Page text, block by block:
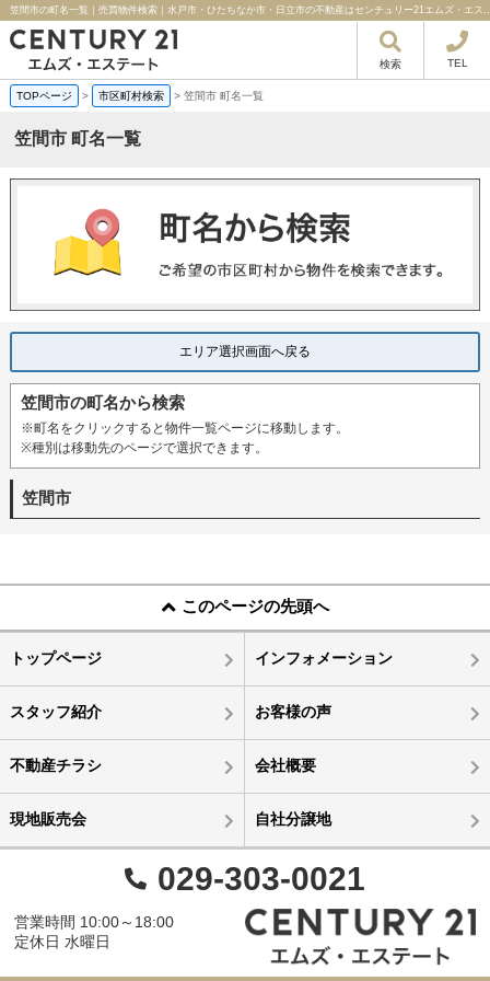
笠間市の町名一覧｜売買物件検索｜水戸市・ひたちなか
検索 TEL
TOPページ > 市区町村検索 > 笠間市 町名一覧
笠間市 町名一覧
エリア選択画面へ戻る
笠間市の町名から検索
※町名をクリックすると物件一覧ページに移動します。
※種別は移動先のページで選択できます。
笠間市
このページの先頭へ
トップページ インフォメーション
スタッフ紹介 お客様の声
不動産チラシ 会社概要
現地販売会 自社分譲地
029-303-0021
営業時間 10:00～18:00
定休日 水曜日